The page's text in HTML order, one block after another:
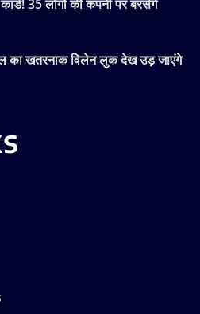
35 लोगों की कंपनी पर बरसेंगे
का खतरनाक विलेन लुक देख उड़ जाएंगे